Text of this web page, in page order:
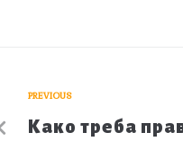
PREVIOUS
Како треба